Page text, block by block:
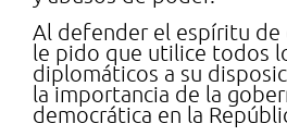
Al defender el espíritu de
le pido que utilice todos
diplomáticos a su
la importancia de la
democrática en la